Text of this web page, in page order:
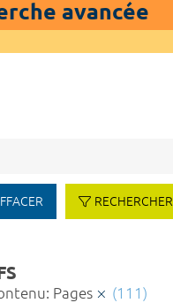
avancée
RECHERCHER
Pages
(111)